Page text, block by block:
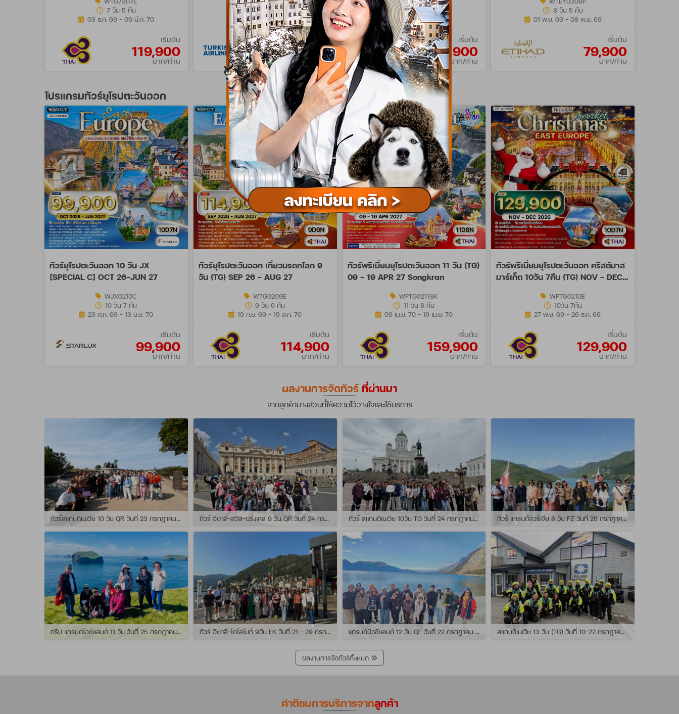
7 วัน 5 คืน
03 ธ.ค. 69 - 09 มี.ค. 70
เริ่มต้น
119,900
บาท/ท่าน
9 วัน 7 คืน
08 เม.ย. 70 - 28 ต.ค. 70
เริ่มต้น
93,900
บาท/ท่าน
10 วัน 9 คืน
26 มี.ค. 70 - 24 ต.ค. 70
เริ่มต้น
179,900
บาท/ท่าน
8 วัน 5 คืน
01 พ.ย. 69 - 08 พ.ย. 69
เริ่มต้น
79,900
บาท/ท่าน
โปรแกรมทัวร์ยุโรปตะวันออก
ทัวร์ยุโรปตะวันออก 10 วัน JX
[SPECIAL C] OCT 26-JUN 27
WJX0210C
10 วัน 7 คืน
23 ต.ค. 69 - 13 มิ.ย. 70
เริ่มต้น
99,900
บาท/ท่าน
ทัวร์ยุโรปตะวันออก เที่ยวมรดกโลก 9
วัน (TG) SEP 26 - AUG 27
WTG0209E
9 วัน 6 คืน
19 ก.ย. 69 - 19 ส.ค. 70
เริ่มต้น
114,900
บาท/ท่าน
ทัวร์พรีเมี่ยมยุโรปตะวันออก 11 วัน (TG)
09 - 19 APR 27 Songkran
WPTG0211SK
11 วัน 8 คืน
09 เม.ย. 70 - 19 เม.ย. 70
เริ่มต้น
159,900
บาท/ท่าน
ทัวร์พรีเมี่ยมยุโรปตะวันออก คริสต์มาส
มาร์เก็ต 10วัน 7คืน (TG) NOV - DEC
WPTG0210E
10วัน 7คืน
27 พ.ย. 69 - 26 ธ.ค. 69
เริ่มต้น
129,900
บาท/ท่าน
ผลงานการจัดทัวร์ ที่ผ่านมา
จากลูกค้าบางส่วนที่ให้ความไว้วางใจและใช้บริการ
ทัวร์สแกนดิเนเวีย 10 วัน QR วันที่ 23 กรกฏาคม - 01 สิงหาคม 2569 เดินทางกับไกด์พี่จุ้ย และ พี่กั้ง ทัวร์ อิตาลี-สวิส-ฝรั่งเศส 9 วัน QR วันที่ 24 กรกฏาคม - 01 สิงหาคม 2569 เดินทางกับไกด์พี่เช ทัวร์ สแกนดิเนเวีย 10วัน TG วันที่ 24 กรกฏาคม - 02 สิงหาคม 2569 เดินทางกับไกด์พี่ยอร์ช ทัวร์ แกรนด์จอร์เจีย 8 วัน FZ วันที่ 26 กรกฎาคม - 02 สิงหาคม 2569 เดินทางกับไกด์พี่โจ๊ก
ทริป แกรนด์ไอซ์แลนด์ 11 วัน วันที่ 25 กรกฏาคม - 04 สิงหาคม 2569 เดินทางกับไกด์พี่เปิ้ล ทัวร์ อิตาลี-โดโลไมท์ 9วัน EK วันที่ 21 - 29 กรกฏาคม 2569 เดินทางกับไกด์พี่หนุ่ม แกรนด์นิวซีแลนด์ 12 วัน QF วันที่ 22 กรกฎาคม - 3 สิงหาคม 2569 เดินทางกับไกด์พี่โจ้ สแกนดิเนเวีย 13 วัน (TG) วันที่ 10-22 กรกฏาคม 2569 เดินทางกับไกด์พี่เต้ย
ผลงานการจัดทัวร์ทั้งหมด
คำติชมการบริการจากลูกค้า